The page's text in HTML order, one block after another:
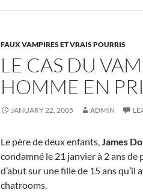
FAUX VAMPIRES ET VRAIS POURRIS
LE CAS DU
HOMME EN
JANUARY 22, 2005 ADMIN
Le père de deux enfants,James
condamné le 21 janvier à 2 ans
d’abut sur une fille de 15 ans
chatrooms.